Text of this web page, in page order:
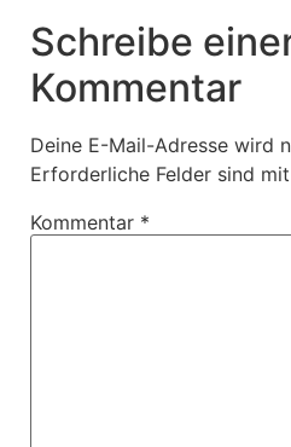
Schreibe
Kommentar
Deine E-Mail-Adresse wird
Erforderliche Felder sind mit
Kommentar *